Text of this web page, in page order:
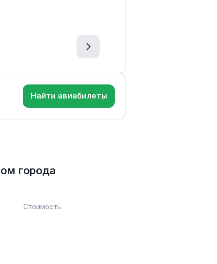
Найти авиабилеты
города
Стоимость